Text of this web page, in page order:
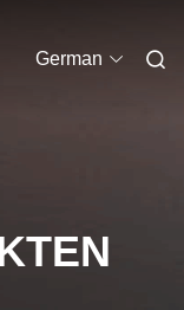
German